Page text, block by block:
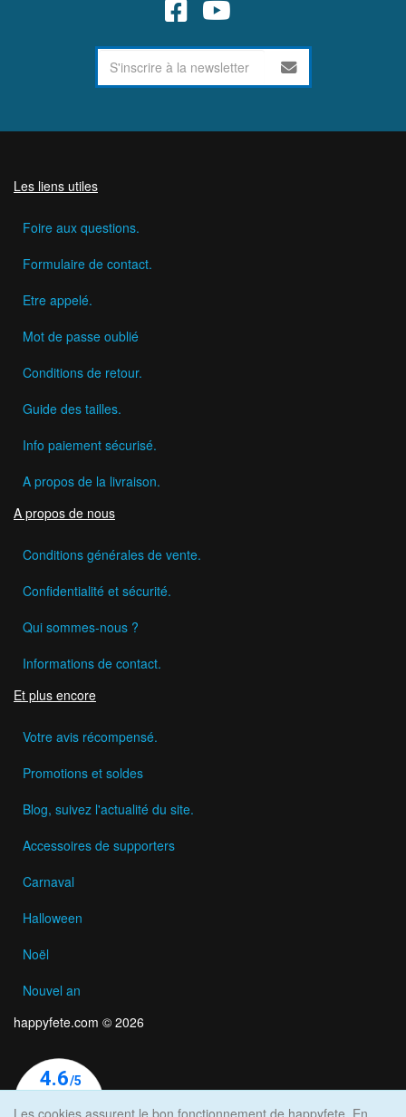
Les liens utiles
Foire aux questions.
Formulaire de contact.
Etre appelé.
Mot de passe oublié
Conditions de retour.
Guide des tailles.
Info paiement sécurisé.
A propos de la livraison.
A propos de nous
Conditions générales de vente.
Confidentialité et sécurité.
Qui sommes-nous ?
Informations de contact.
Et plus encore
Votre avis récompensé.
Promotions et soldes
Blog, suivez l'actualité du site.
Accessoires de supporters
Carnaval
Halloween
Noël
Nouvel an
happyfete.com © 2026
Les cookies assurent le bon fonctionnement de happyfete. En